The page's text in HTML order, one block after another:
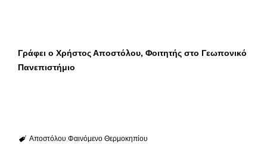
Γράφει ο Χρήστος Αποστόλου, Φοιτητής στο Γεωπονικό
Πανεπιστήμιο
Αποστόλου Φαινόμενο Θερμοκηπίου